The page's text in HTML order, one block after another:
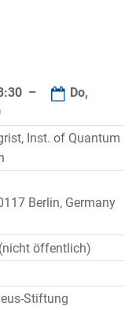
–
Do,
Inst. of Quantum
Berlin, Germany
öffentlich)
Stiftung